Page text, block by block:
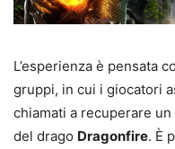
L’esperienza è pensata
gruppi, in cui i giocatori
chiamati a recuperare
del drago Dragonfire. È